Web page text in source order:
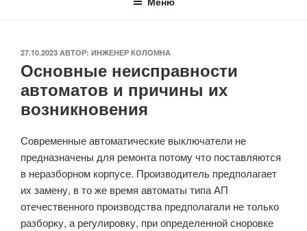
ОПУБЛИКОВАНО
27.10.2023 АВТОР: ИНЖЕНЕР КОЛОМНА
Основные неисправности
автоматов и причины их
возникновения
Современные автоматические выключатели не
предназначены для ремонта потому что поставляются
в неразборном корпусе. Производитель предполагает
их замену, в то же время автоматы типа АП
отечественного производства предполагали не только
разборку, а регулировку, при определенной сноровке